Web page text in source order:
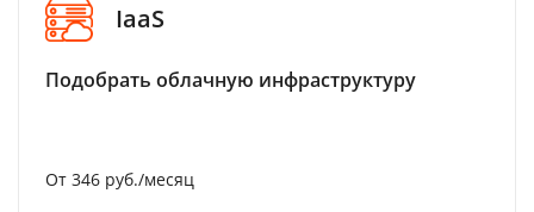
IaaS
Подобрать облачную инфраструктуру
От 346 руб./месяц